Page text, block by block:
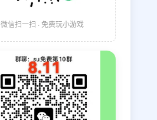
微信扫一扫 · 免费玩小游戏